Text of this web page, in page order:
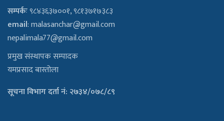
सम्पर्कः९८४३६३७००१, ९८१३७१७३८३
email:malasanchar@gmail.com
nepalimala77@gmail.com
प्रमुख संस्थापक सम्पादक
यमप्रसाद बास्तोला
सूचना विभाग दर्ता नं: २७३४/०७८/८९